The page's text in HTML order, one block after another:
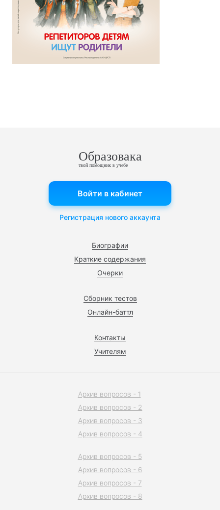
Образовака
твой помощник в учебе
Биографии
Краткие содержания
Очерки
Сборник тестов
Онлайн-баттл
Контакты
Учителям
Войти в кабинет
Регистрация нового аккаунта
Архив вопросов - 1
Архив вопросов - 2
Архив вопросов - 3
Архив вопросов - 4
Архив вопросов - 5
Архив вопросов - 6
Архив вопросов - 7
Архив вопросов - 8